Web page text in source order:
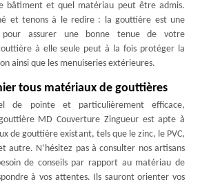
bâtiment et quel matériau peut être admis.
et tenons à le redire : la gouttière est une
pour assurer une bonne tenue de votre
à elle seule peut à la fois protéger la
ainsi que les menuiseries extérieures.
tous matériaux de gouttières
de pointe et particulièrement efficace,
MD Couverture Zingueur est apte à
de gouttière existant, tels que le zinc, le PVC,
autre. N’hésitez pas à consulter nos artisans
de conseils par rapport au matériau de
à vos attentes. Ils sauront orienter vos